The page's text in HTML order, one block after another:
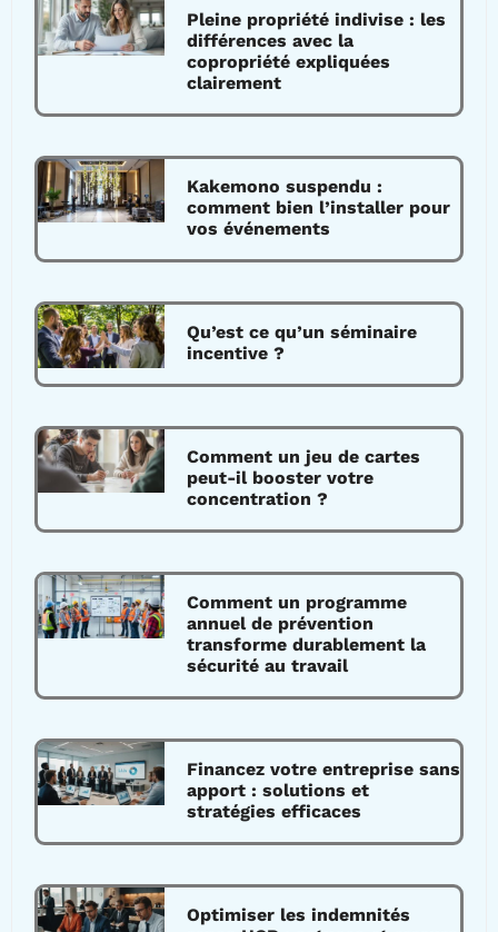
Pleine propriété indivise : les
différences avec la
copropriété expliquées
clairement
Kakemono suspendu :
comment bien l’installer pour
vos événements
Qu’est ce qu’un séminaire
incentive ?
Comment un jeu de cartes
peut-il booster votre
concentration ?
Comment un programme
annuel de prévention
transforme durablement la
sécurité au travail
Financez votre entreprise sans
apport : solutions et
stratégies efficaces
Optimiser les indemnités